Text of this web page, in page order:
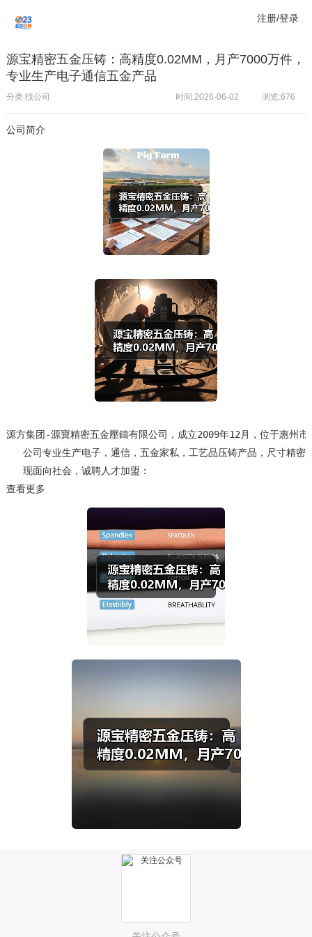
注册/登录
源宝精密五金压铸：高精度0.02MM，月产7000万件，
专业生产电子通信五金产品
分类:找公司 浏览:676
时间:2026-06-02
公司简介
源方集团-源寶精密五金壓鑄有限公司，成立2009年12月，位于惠州
公司专业生产电子，通信，五金家私，工艺品压铸产品，尺寸精
   现面向社会，诚聘人才加盟：
查看更多